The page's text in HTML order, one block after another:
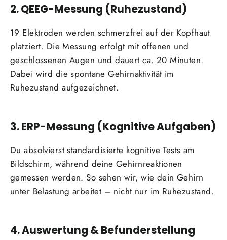
2. QEEG-Messung (Ruhezustand)
19 Elektroden werden schmerzfrei auf der Kopfhaut
platziert. Die Messung erfolgt mit offenen und
geschlossenen Augen und dauert ca. 20 Minuten.
Dabei wird die spontane Gehirnaktivität im
Ruhezustand aufgezeichnet.
3. ERP-Messung (Kognitive Aufgaben)
Du absolvierst standardisierte kognitive Tests am
Bildschirm, während deine Gehirnreaktionen
gemessen werden. So sehen wir, wie dein Gehirn
unter Belastung arbeitet – nicht nur im Ruhezustand.
4. Auswertung & Befunderstellung